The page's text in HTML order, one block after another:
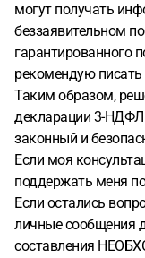
могут получать
беззаявительном
гарантированного
рекомендую писать
Таким образом,
декларации 3-
законный и
Если моя
поддержать меня
Если остались
личные сообщения
составления